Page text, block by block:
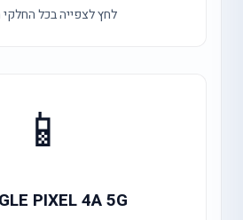
לחץ לצפייה בכל החלקי
📱
PIXEL 4A 5G